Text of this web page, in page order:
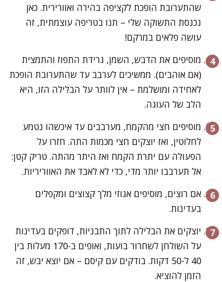
שהתערובת הופכת לקציפה בהירה ואוורירית. כאן
נכנסת התשוקה שלי – תנו בטריפה עוצמתית, זה
עושה פלאים במרקם!
מוסיפים את הדבש, השמן, גרידת התפוז והתמצית
(אם אוהבים). ממשיכים לערבב עד שהתערובת הופכת
לאחידה ומושלמת – אין לוותר על הבלילה הזו, היא
הלב של העוגה.
מוסיפים חצי מהקמח, מערבבים עד איכשהו נטמע
לחלוטין, ואז יוצקים חצי מכמות התה. חזרו על
הפעולה עם יתרת הקמח ואז היתר מהתה. טריק קטן:
אל תערבבו יותר מדי, כדי לא לאבד את האווריריות.
אם רוצים, מוסיפים אגוזי מלך קצוצים ומקפלים
בעדינות.
יוצקים את הבלילה לתוך התבניות, דופקים בעדינות
על השולחן לשחרור בועות, ואופים ב-170 מעלות בין
40 ל-50 דקות. בודקים עם קיסם – אם יוצא יבש, זה
הזמן להוציא.